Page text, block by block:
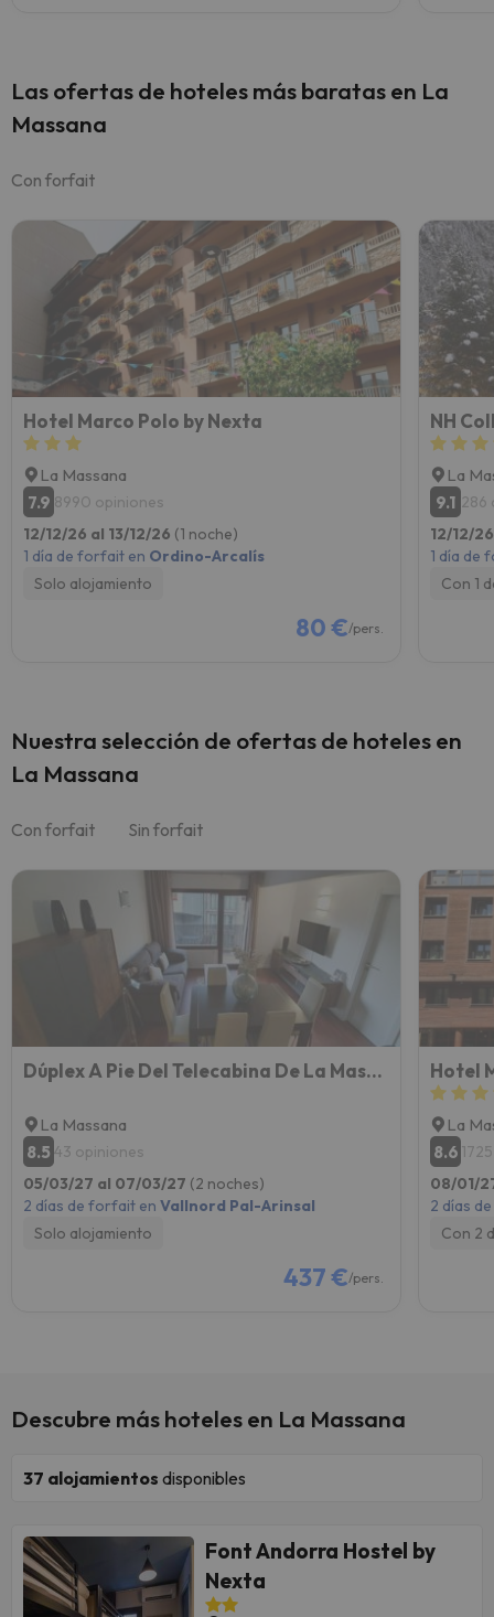
Las ofertas de hoteles más baratas en La
Massana
Con forfait
Hotel Marco Polo by Nexta
La Massana
7.9 8990 opiniones
12/12/26 al 13/12/26 (1 noche)
1 día de forfait en Ordino-Arcalís
Solo alojamiento
80 €/pers.
NH
La
9.1 286
12/12/
1 día de
Con 1
Nuestra selección de ofertas de hoteles en
La Massana
Con forfait Sin forfait
Dúplex A Pie Del Telecabina De La Massana - Pal Vallnord - 642
La Massana
8.5 43 opiniones
05/03/27 al 07/03/27 (2 noches)
2 días de forfait en Vallnord Pal-Arinsal
Solo alojamiento
437 €/pers.
Hotel
La
8.6
08/01/
2 días
Con 2
Descubre más hoteles en La Massana
37 alojamientos disponibles
Font Andorra Hostel by
Nexta